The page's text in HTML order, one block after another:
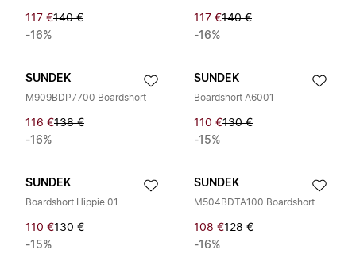
117 €140 €
-16%
117 €140 €
-16%
SUNDEK
M909BDP7700 Boardshort
116 €138 €
-16%
SUNDEK
Boardshort A6001
110 €130 €
-15%
SUNDEK
Boardshort Hippie 01
110 €130 €
-15%
SUNDEK
M504BDTA100 Boardshort
108 €128 €
-16%